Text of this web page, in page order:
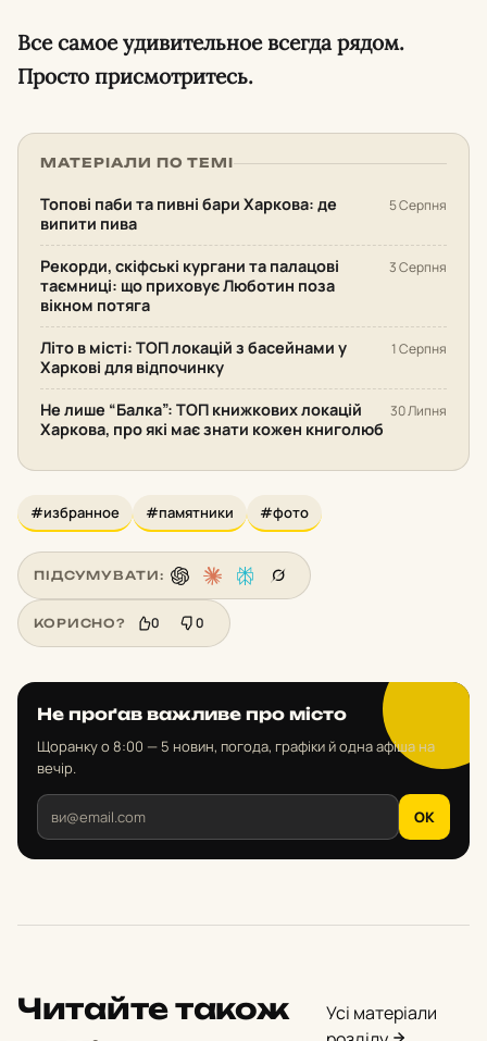
Все самое удивительное всегда рядом.
Просто присмотритесь.
МАТЕРІАЛИ ПО ТЕМІ
Топові паби та пивні бари Харкова: де
випити пива
5 Серпня
Рекорди, скіфські кургани та палацові
таємниці: що приховує Люботин поза
вікном потяга
3 Серпня
Літо в місті: ТОП локацій з басейнами у
Харкові для відпочинку
1 Серпня
Не лише “Балка”: ТОП книжкових локацій
Харкова, про які має знати кожен книголюб
30 Липня
#избранное #памятники #фото
ПІДСУМУВАТИ:
КОРИСНО? 0 0
Не проґав важливе про місто
Щоранку о 8:00 — 5 новин, погода, графіки й одна афіша на
вечір.
OK
Читайте також
Усі матеріали